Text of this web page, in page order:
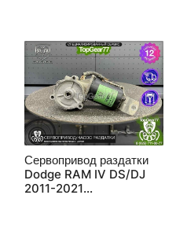
Сервопривод раздатки
Dodge RAM IV DS/DJ
2011-2021